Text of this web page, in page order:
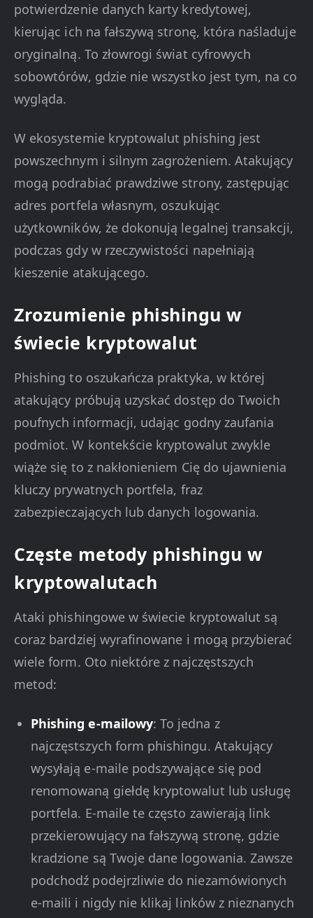
potwierdzenie danych karty kredytowej,
kierując ich na fałszywą stronę, która naśladuje
oryginalną. To złowrogi świat cyfrowych
sobowtórów, gdzie nie wszystko jest tym, na co
wygląda.
W ekosystemie kryptowalut phishing jest
powszechnym i silnym zagrożeniem. Atakujący
mogą podrabiać prawdziwe strony, zastępując
adres portfela własnym, oszukując
użytkowników, że dokonują legalnej transakcji,
podczas gdy w rzeczywistości napełniają
kieszenie atakującego.
Zrozumienie phishingu w
świecie kryptowalut
Phishing to oszukańcza praktyka, w której
atakujący próbują uzyskać dostęp do Twoich
poufnych informacji, udając godny zaufania
podmiot. W kontekście kryptowalut zwykle
wiąże się to z nakłonieniem Cię do ujawnienia
kluczy prywatnych portfela, fraz
zabezpieczających lub danych logowania.
Częste metody phishingu w
kryptowalutach
Ataki phishingowe w świecie kryptowalut są
coraz bardziej wyrafinowane i mogą przybierać
wiele form. Oto niektóre z najczęstszych
metod:
Phishing e-mailowy: To jedna z
najczęstszych form phishingu. Atakujący
wysyłają e-maile podszywające się pod
renomowaną giełdę kryptowalut lub usługę
portfela. E-maile te często zawierają link
przekierowujący na fałszywą stronę, gdzie
kradzione są Twoje dane logowania. Zawsze
podchodź podejrzliwie do niezamówionych
e-maili i nigdy nie klikaj linków z nieznanych